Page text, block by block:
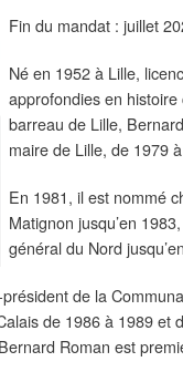
Fin du mandat : juillet
Né en 1952 à Lille,
approfondies en
barreau de Lille,
maire de Lille, de 1979
En 1981, il est nommé
Matignon jusqu’en
général du Nord
de la
de 1986 à 1989
Roman est